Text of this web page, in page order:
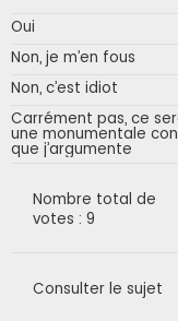
Oui
Non, je m’en fous
Non, c’est idiot
Carrément pas, ce
une monumentale
que j’argumente
Nombre total de
votes : 9
Consulter le sujet